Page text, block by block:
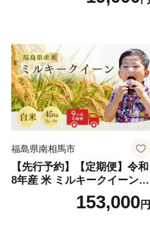
福島県南相馬市
【先行予約】【定期便】令和
8年産 米 ミルキークイーン
白米 45kg (5kg×9回) | ミルキ
ークイーン 米5kg 福島 福島
153,000円